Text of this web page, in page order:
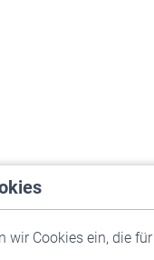
wir Cookies ein, die